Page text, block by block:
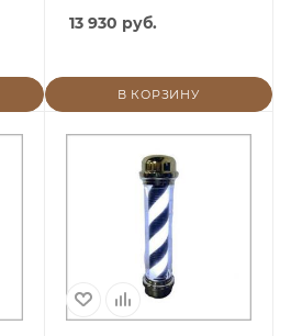
13 930 руб.
В КОРЗИНУ